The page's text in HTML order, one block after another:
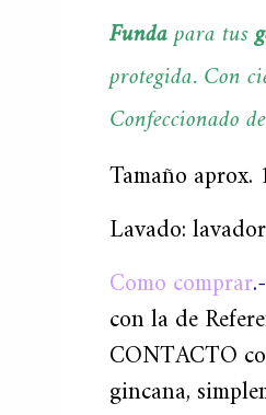
Fundapara tus
protegida. Con
Confeccionado
Tamaño aprox.
Lavado:
Como comprar.-
con la de
CONTACTO
gincana,